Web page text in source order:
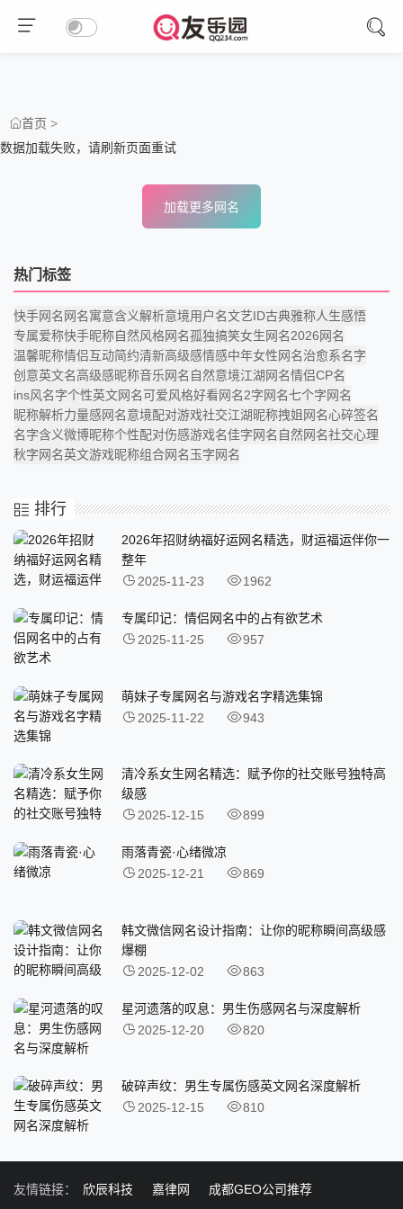
首页 >
数据加载失败，请刷新页面重试
加载更多网名
热门标签
快手网名 网名寓意含义解析意境用户名文艺ID古典雅称人生感悟
专属爱称快手昵称自然风格网名孤独搞笑女生网名2026网名
温馨昵称情侣互动简约清新高级感情感中年女性网名治愈系名字
创意英文名高级感昵称音乐网名 自然意境江湖网名情侣CP名
ins风名字个性英文网名可爱风格好看网名2字网名七个字网名
昵称解析力量感网名意境配对游戏社交江湖昵称拽姐网名心碎签名
名字含义微博昵称个性配对伤感游戏名佳字网名 自然网名社交心理
秋字网名英文游戏昵称组合网名玉字网名
排行
2026年招财纳福好运网名精选，财运福运伴你一
整年
2025-11-23
1962
专属印记：情侣网名中的占有欲艺术
2025-11-25
957
萌妹子专属网名与游戏名字精选集锦
2025-11-22
943
清冷系女生网名精选：赋予你的社交账号独特高
级感
2025-12-15
899
雨落青瓷·心绪微凉
2025-12-21
869
韩文微信网名设计指南：让你的昵称瞬间高级感
爆棚
2025-12-02
863
星河遗落的叹息：男生伤感网名与深度解析
2025-12-20
820
破碎声纹：男生专属伤感英文网名深度解析
2025-12-15
810
友情链接： 欣辰科技 嘉律网 成都GEO公司推荐